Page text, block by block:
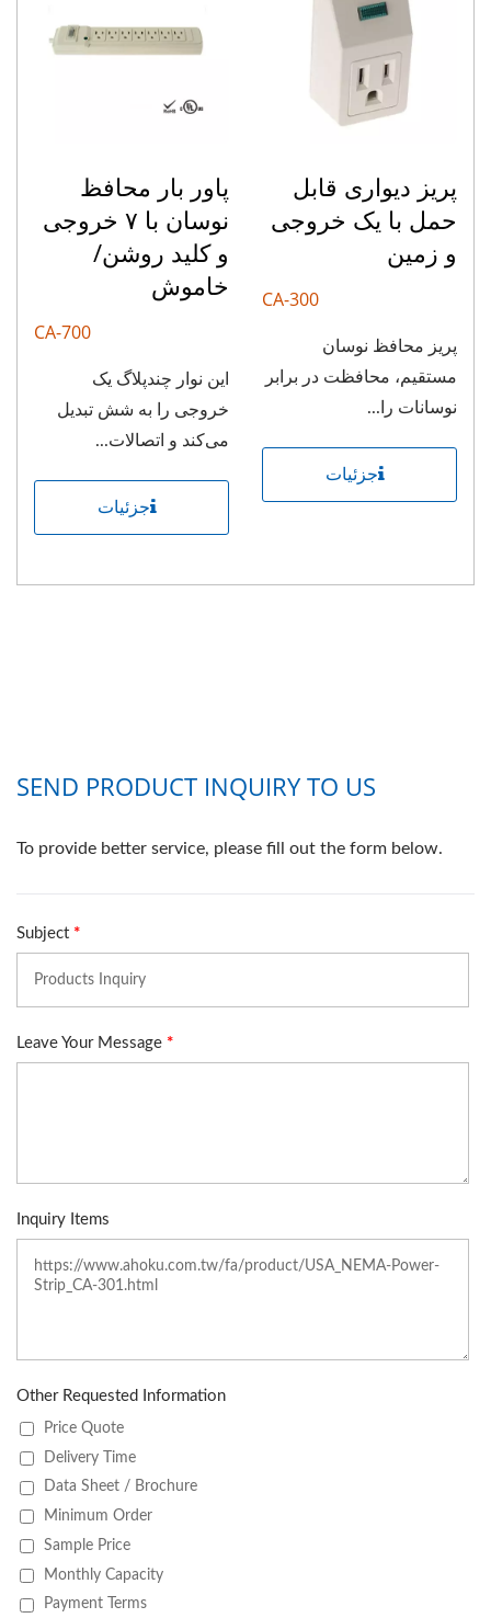
پریز دیواری قابل
حمل با یک خروجی
و زمین
CA-300
پریز محافظ نوسان
مستقیم، محافظت در برابر
نوسانات را...
جزئیات
پاور بار محافظ
نوسان با ۷ خروجی
و کلید روشن/
خاموش
CA-700
این نوار چندپلاگ یک
خروجی را به شش تبدیل
می‌کند و اتصالات...
جزئیات